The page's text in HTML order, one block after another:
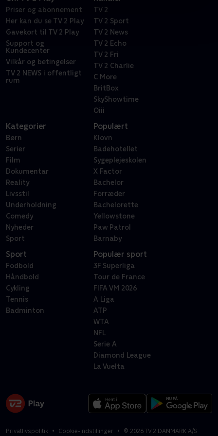
Priser og abonnement
Her kan du se TV 2 Play
Gavekort til TV 2 Play
Support og
Kundecenter
Vilkår og betingelser
TV 2 NEWS i offentligt
rum
TV 2
TV 2 Sport
TV 2 News
TV 2 Echo
TV 2 Fri
TV 2 Charlie
C More
BritBox
SkyShowtime
Oiii
Kategorier
Børn
Serier
Film
Dokumentar
Reality
Livsstil
Underholdning
Comedy
Nyheder
Sport
Populært
Klovn
Badehotellet
Sygeplejeskolen
X Factor
Bachelor
Forræder
Bachelorette
Yellowstone
Paw Patrol
Barnaby
Sport
Fodbold
Håndbold
Cykling
Tennis
Badminton
Populær sport
3F Superliga
Tour de France
FIFA VM 2026
A Liga
ATP
WTA
NFL
Serie A
Diamond League
La Vuelta
Privatlivspolitik Cookie-indstillinger © 2026TV 2 DANMARK A/S